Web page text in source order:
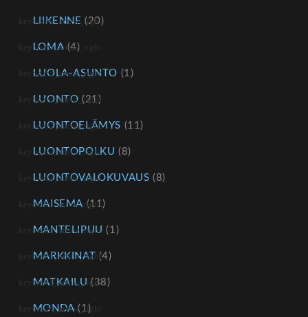
LIIKENNE (20)
LOMA (4)
LUOLA-ASUNTO (1)
LUONTO (21)
LUONTOELÄMYS (11)
LUONTOPOLKU (8)
LUONTOVALOKUVAUS (8)
MAISEMA (11)
MANTELIPUU (1)
MARKKINAT (4)
MATKAILU (38)
MONDA (1)